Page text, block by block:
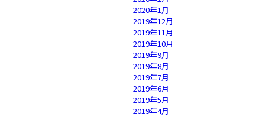
2020年1月
2019年12月
2019年11月
2019年10月
2019年9月
2019年8月
2019年7月
2019年6月
2019年5月
2019年4月